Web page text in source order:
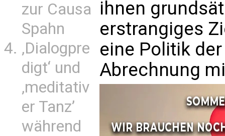
zur Causa
Spahn
‚Dialogpre
digt‘ und
‚meditativ
er Tanz’
während
ihnen
erstrangiges
eine Politik
Abrechnung